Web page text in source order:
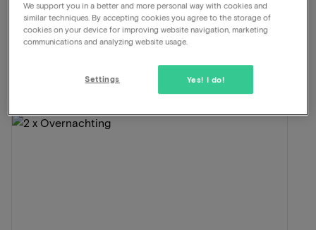
In dit arrangement voor 2 personen is het
volgende inbegrepen:
arrangement samengesteld.
We support you in a better and more personal way with cookies and
similar techniques. By accepting cookies you agree to the storage of
cookies on your device for improving website navigation, marketing
communications and analyzing website usage.
Yes! I do!
Settings